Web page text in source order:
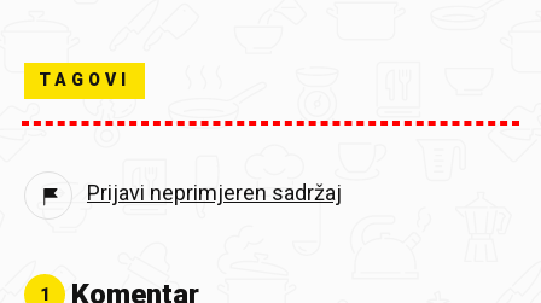
TAGOVI
Prijavi neprimjeren sadržaj
1 Komentar